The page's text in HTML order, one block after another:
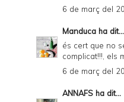
6 de març del
Manduca ha dit...
és cert que no
complicat!!!, els
6 de març del
ANNAFS ha dit...